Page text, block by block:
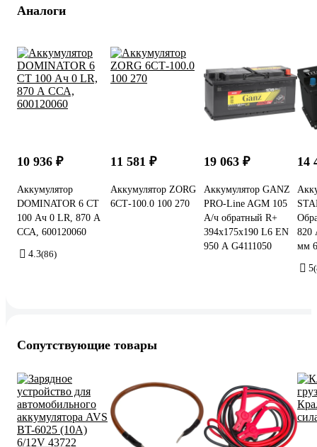
Аналоги
10 936 ₽
Аккумулятор
DOMINATOR 6 СТ
100 Ач 0 LR, 870 А
ССА, 600120060
4.3(86)
11 581 ₽
Аккумулятор ZORG
6СТ-100.0 100 270
19 063 ₽
Аккумулятор GANZ
PRO-Line AGM 105
А/ч обратный R+
394x175x190 L6 EN
950 А G4111050
14
820
мм
5
Сопутствующие товары